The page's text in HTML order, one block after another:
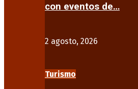
con eventos de…
2 agosto, 2026
Turismo